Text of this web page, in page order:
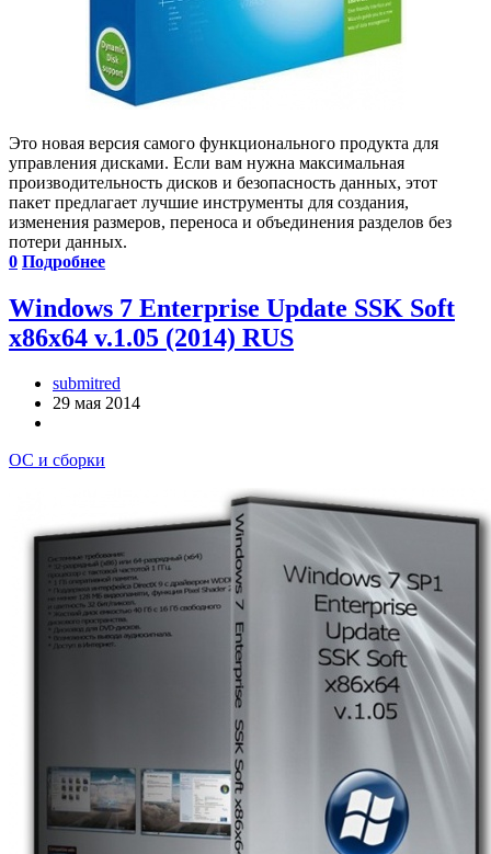
Это новая версия самого функционального продукта для
управления дисками. Если вам нужна максимальная
производительность дисков и безопасность данных, этот
пакет предлагает лучшие инструменты для создания,
изменения размеров, переноса и объединения разделов без
потери данных.
0 Подробнее
Windows 7 Enterprise Update SSK Soft
x86x64 v.1.05 (2014) RUS
submitred
29 мая 2014
ОС и сборки